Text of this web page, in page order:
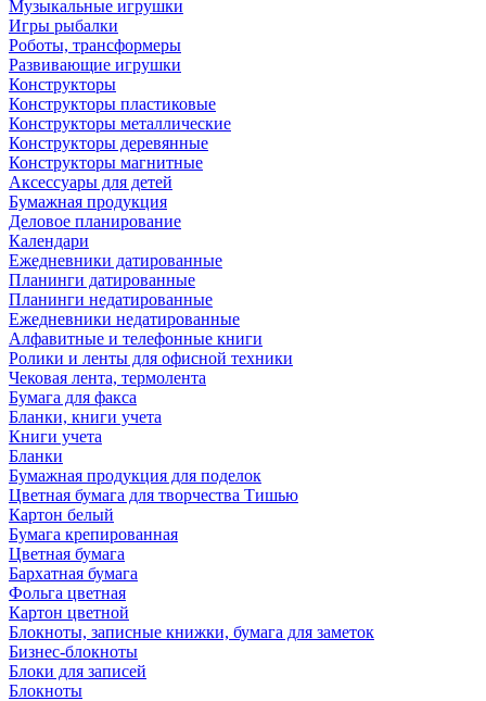
Музыкальные игрушки
Игры рыбалки
Роботы, трансформеры
Развивающие игрушки
Конструкторы
Конструкторы пластиковые
Конструкторы металлические
Конструкторы деревянные
Конструкторы магнитные
Аксессуары для детей
Бумажная продукция
Деловое планирование
Календари
Ежедневники датированные
Планинги датированные
Планинги недатированные
Ежедневники недатированные
Алфавитные и телефонные книги
Ролики и ленты для офисной техники
Чековая лента, термолента
Бумага для факса
Бланки, книги учета
Книги учета
Бланки
Бумажная продукция для поделок
Цветная бумага для творчества Тишью
Картон белый
Бумага крепированная
Цветная бумага
Бархатная бумага
Фольга цветная
Картон цветной
Блокноты, записные книжки, бумага для заметок
Бизнес-блокноты
Блоки для записей
Блокноты